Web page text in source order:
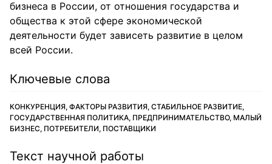
бизнеса в России, от отношения государства и
общества к этой сфере экономической
деятельности будет зависеть развитие в целом
всей России.
Ключевые слова
КОНКУРЕНЦИЯ, ФАКТОРЫ РАЗВИТИЯ, СТАБИЛЬНОЕ РАЗВИТИЕ,
ГОСУДАРСТВЕННАЯ ПОЛИТИКА, ПРЕДПРИНИМАТЕЛЬСТВО, МАЛЫЙ
БИЗНЕС, ПОТРЕБИТЕЛИ, ПОСТАВЩИКИ
Текст научной работы